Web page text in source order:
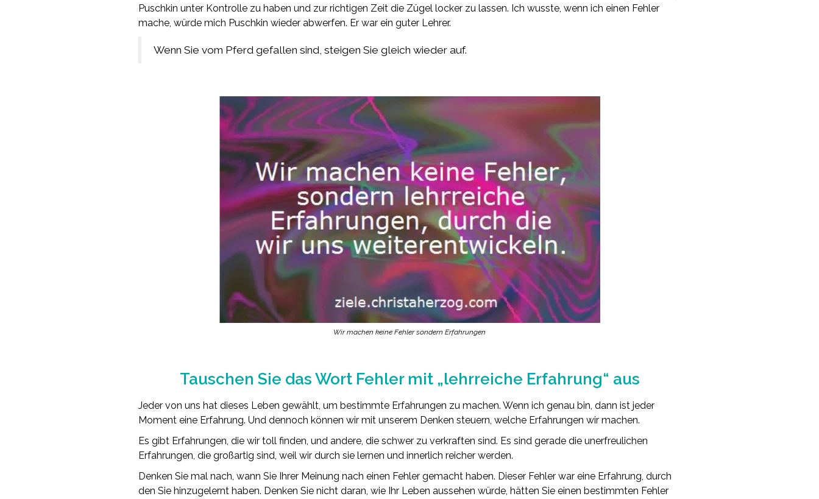
Puschkin unter Kontrolle zu haben und zur richtigen Zeit die Zügel locker zu lassen. Ich wusste, wenn ich einen Fehler
mache, würde mich Puschkin wieder abwerfen. Er war ein guter Lehrer.
Wenn Sie vom Pferd gefallen sind, steigen Sie gleich wieder auf.
Wir machen keine Fehler sondern Erfahrungen
Tauschen Sie das Wort Fehler mit „lehrreiche Erfahrung“ aus
Jeder von uns hat dieses Leben gewählt, um bestimmte Erfahrungen zu machen. Wenn ich genau bin, dann ist jeder
Moment eine Erfahrung. Und dennoch können wir mit unserem Denken steuern, welche Erfahrungen wir machen.
Es gibt Erfahrungen, die wir toll finden, und andere, die schwer zu verkraften sind. Es sind gerade die unerfreulichen
Erfahrungen, die großartig sind, weil wir durch sie lernen und innerlich reicher werden.
Denken Sie mal nach, wann Sie Ihrer Meinung nach einen Fehler gemacht haben. Dieser Fehler war eine Erfahrung, durch
den Sie hinzugelernt haben. Denken Sie nicht daran, wie Ihr Leben aussehen würde, hätten Sie einen bestimmten Fehler